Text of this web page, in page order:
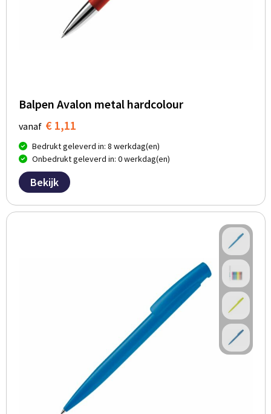
Balpen Avalon metal hardcolour
vanaf € 1,11
Bedrukt geleverd in: 8 werkdag(en)
Onbedrukt geleverd in: 0 werkdag(en)
Bekijk